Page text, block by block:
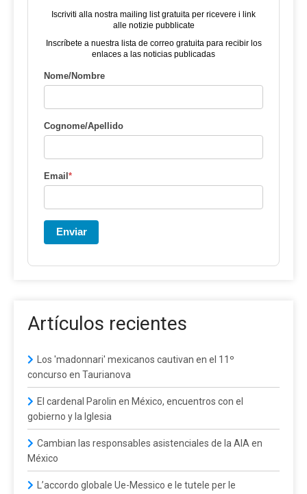
Iscriviti alla nostra mailing list gratuita per ricevere i link
alle notizie pubblicate
Inscríbete a nuestra lista de correo gratuita para recibir los
enlaces a las noticias publicadas
Nome/Nombre
Cognome/Apellido
Email*
Enviar
Artículos recientes
Los 'madonnari' mexicanos cautivan en el 11º
concurso en Taurianova
El cardenal Parolin en México, encuentros con el
gobierno y la Iglesia
Cambian las responsables asistenciales de la AIA en
México
L’accordo globale Ue-Messico e le tutele per le